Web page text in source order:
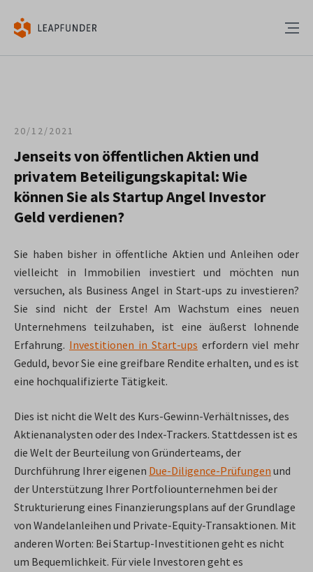
20/12/2021
Jenseits von öffentlichen Aktien und
privatem Beteiligungskapital: Wie
können Sie als Startup Angel Investor
Geld verdienen?
Sie haben bisher in öffentliche Aktien und Anleihen oder
vielleicht in Immobilien investiert und möchten nun
versuchen, als Business Angel in Start-ups zu investieren?
Sie sind nicht der Erste! Am Wachstum eines neuen
Unternehmens teilzuhaben, ist eine äußerst lohnende
Erfahrung. Investitionen in Start-ups erfordern viel mehr
Geduld, bevor Sie eine greifbare Rendite erhalten, und es ist
eine hochqualifizierte Tätigkeit.
Dies ist nicht die Welt des Kurs-Gewinn-Verhältnisses, des
Aktienanalysten oder des Index-Trackers. Stattdessen ist es
die Welt der Beurteilung von Gründerteams, der
Durchführung Ihrer eigenen Due-Diligence-Prüfungen und
der Unterstützung Ihrer Portfoliounternehmen bei der
Strukturierung eines Finanzierungsplans auf der Grundlage
von Wandelanleihen und Private-Equity-Transaktionen. Mit
anderen Worten: Bei Startup-Investitionen geht es nicht
um Bequemlichkeit. Für viele Investoren geht es